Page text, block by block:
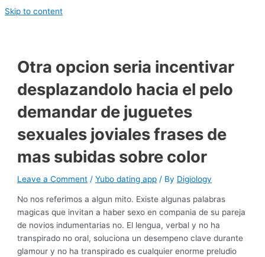
Skip to content
Otra opcion seri­a incentivar
desplazandolo hacia el pelo
demandar de juguetes
sexuales joviales frases de
mas subidas sobre color
Leave a Comment /Yubo dating app / By Digiology
No nos referimos a algun mito. Existe algunas palabras
magicas que invitan a haber sexo en compania de su pareja
de novios indumentarias no. El lengua, verbal y no ha
transpirado no oral, soluciona un desempeno clave durante
glamour y no ha transpirado es cualquier enorme preludio